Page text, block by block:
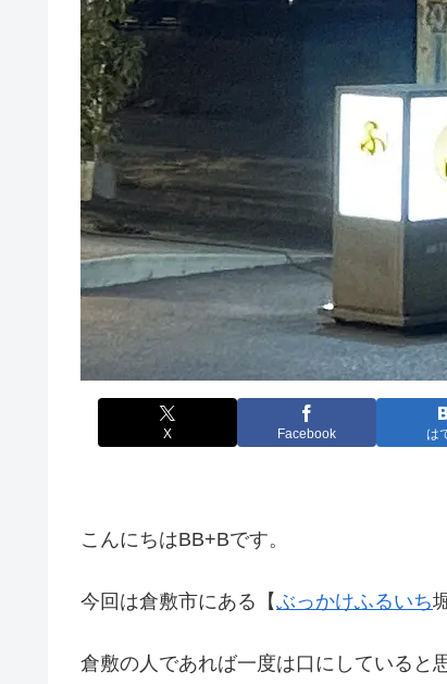
X Facebook は
こんにちはBB+Bです。
今回は倉敷市にある【ぶっかけふるいち
倉敷の人であれば一度は口にしていると